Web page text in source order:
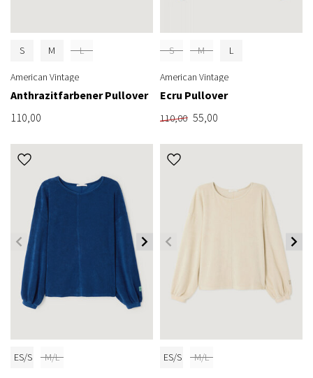
S M L
American Vintage
Anthrazitfarbener Pullover
110,00
S M L
American Vintage
Ecru Pullover
110,00 55,00
ES/S M/L ES/S M/L